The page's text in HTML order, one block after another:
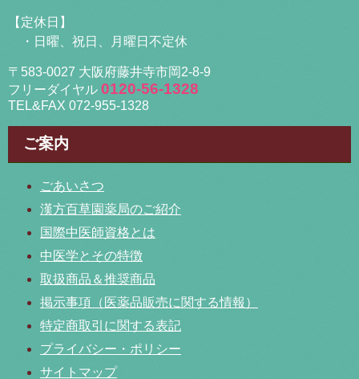
【定休日】
・日曜、祝日、月曜日不定休
〒583-0027 大阪府藤井寺市岡2-8-9
フリーダイヤル 0120-56-1328
TEL&FAX 072-955-1328
ご案内
ごあいさつ
漢方百草園薬局のご紹介
国際中医師資格とは
中医学とその特徴
取扱商品＆推奨商品
掲示事項（医薬品販売に関する情報）
特定商取引に関する表記
プライバシー・ポリシー
サイトマップ